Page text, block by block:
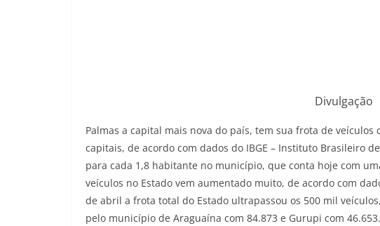
Divulgação
Palmas a capital mais nova do país, tem sua frota de
capitais, de acordo com dados do IBGE – Instituto Brasileiro
para cada 1,8 habitante no município, que conta hoje com
veículos no Estado vem aumentado muito, de acordo com
de abril a frota total do Estado ultrapassou os 500 mil
pelo município de Araguaína com 84.873 e Gurupi com 46.653.